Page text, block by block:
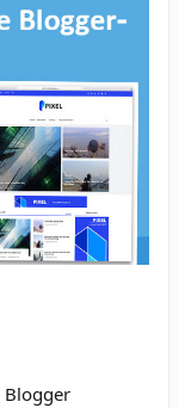
Blogger